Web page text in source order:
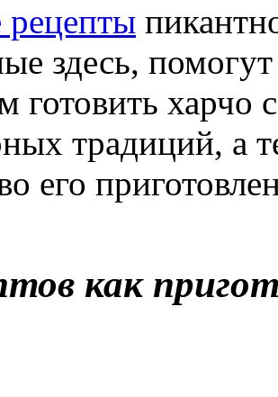
здесь,
готовить харчо
традиций, а
его
как